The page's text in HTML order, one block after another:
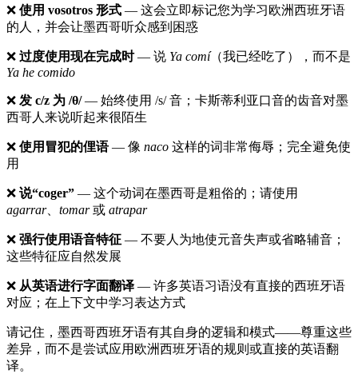
❌ 使用 vosotros 形式 — 这会立即标记您为学习欧洲西班牙语
的人，并会让墨西哥听众感到困惑
❌ 过度使用现在完成时— 说 Ya comí（我已经吃了），而不是
Ya he comido
❌ 发 c/z 为 /θ/— 始终使用 /s/ 音；卡斯蒂利亚口音的齿音对墨
西哥人来说听起来很陌生
❌ 使用冒犯的俚语— 像 naco 这样的词非常侮辱；完全避免使
用
❌ 说“coger” — 这个动词在墨西哥是粗俗的；请使用
agarrar、 tomar或 atrapar
❌ 强行使用语音特征 — 不要人为地使元音失声或省略辅音；
这些特征应自然发展
❌ 从英语进行字面翻译 — 许多英语习语没有直接的西班牙语
对应；在上下文中学习表达方式
请记住，墨西哥西班牙语有其自身的逻辑和模式——尊重这些
差异，而不是尝试应用欧洲西班牙语的规则或直接的英语翻
译。